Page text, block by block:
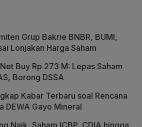
Grup Bakrie BNBR, BUMI,
Lonjakan Harga Saham
Buy Rp 273 M: Lepas Saham
Borong DSSA
Kabar Terbaru soal Rencana
DEWA Gayo Mineral
Naik, Saham ICBP, CDIA hingga